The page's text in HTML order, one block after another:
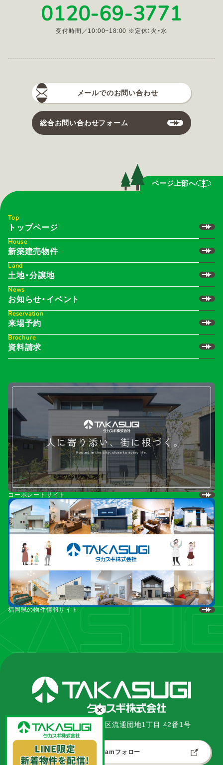
0120-69-3771
受付時間／10:00~18:00 ※定休：火・水
メールでのお問い合わせ
総合お問い合わせフォーム
ページ上部へ
〒862-0967 熊本市南区流通団地1丁目 42番1号
Instagramフォロー
Top
トップページ
House
新築建売物件
Land
土地・分譲地
News
お知らせ・イベント
Reservation
来場予約
Brochure
資料請求
コーポレートサイト
福岡県の物件情報サイト